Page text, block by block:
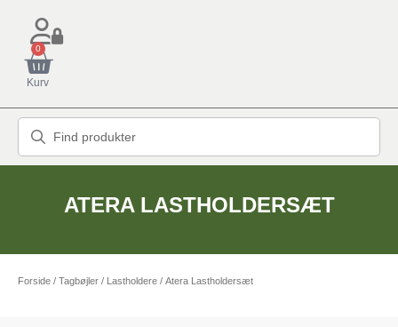
0
Kurv
ATERA LASTHOLDERSÆT
Forside / Tagbøjler / Lastholdere / Atera Lastholdersæt